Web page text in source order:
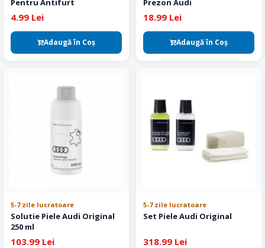
Pentru Antifurt
4.99 Lei
Adaugă în Coş
Prezon Audi
18.99 Lei
Adaugă în Coş
5-7 zile lucratoare
Solutie Piele Audi Original
250 ml
103.99 Lei
5-7 zile lucratoare
Set Piele Audi Original
318.99 Lei